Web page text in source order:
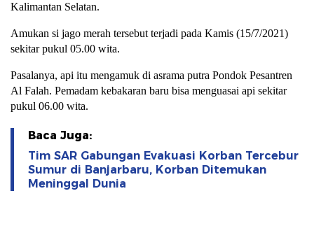
Kalimantan Selatan.
Amukan si jago merah tersebut terjadi pada Kamis (15/7/2021)
sekitar pukul 05.00 wita.
Pasalanya, api itu mengamuk di asrama putra Pondok Pesantren
Al Falah. Pemadam kebakaran baru bisa menguasai api sekitar
pukul 06.00 wita.
Baca Juga:
Tim SAR Gabungan Evakuasi Korban Tercebur
Sumur di Banjarbaru, Korban Ditemukan
Meninggal Dunia